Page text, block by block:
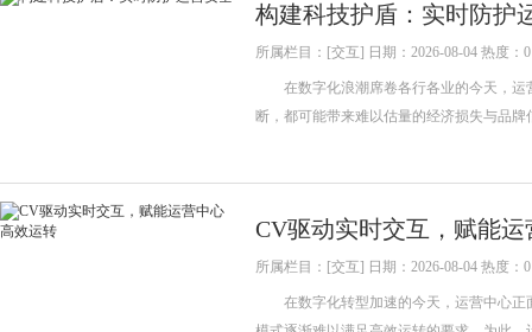
构建科技护盾：实时防护
所属栏目：[交互] 日期：2026-08-04 热度：0
在数字化浪潮席卷各行各业的今天，运
断，都可能带来难以估量的经济损失与品
CV驱动实时交互，赋能
所属栏目：[交互] 日期：2026-08-04 热度：0
在数字化转型加速的今天，运营中心正